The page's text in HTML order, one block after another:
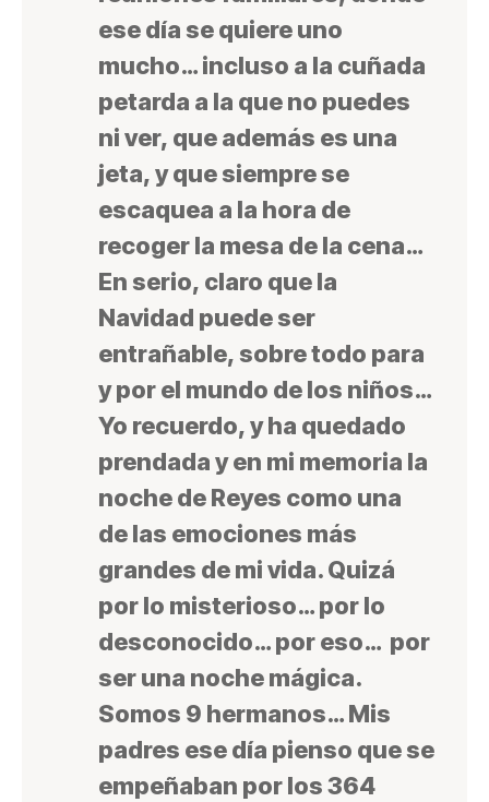
ese día se quiere uno
mucho… incluso a la cuñada
petarda a la que no puedes
ni ver, que además es una
jeta, y que siempre se
escaquea a la hora de
recoger la mesa de la cena…
En serio, claro que la
Navidad puede ser
entrañable, sobre todo para
y por el mundo de los niños…
Yo recuerdo, y ha quedado
prendada yen mi memoria la
noche de Reyes como una
de las emociones más
grandes de mi vida. Quizá
por lo misterioso… por lo
desconocido… por eso… por
ser una noche mágica.
Somos 9 hermanos… Mis
padres ese día pienso que se
empeñaban por los 364